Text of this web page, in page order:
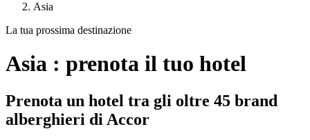
Asia
La tua prossima destinazione
Asia : prenota il tuo hotel
Prenota un hotel tra gli oltre 45 brand
alberghieri di Accor